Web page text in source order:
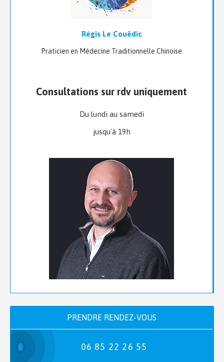
Régis Le Couëdic
Praticien en Médecine Traditionnelle Chinoise
Consultations sur rdv uniquement
Du lundi au samedi
jusqu'à 19h
PRENDRE RENDEZ-VOUS
06 85 22 26 55